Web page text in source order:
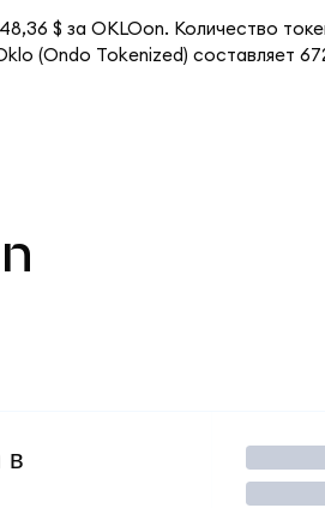
$ за OKLOon. Количество
(Ondo Tokenized) составляет
в